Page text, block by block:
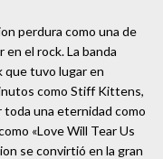
perdura como una de
el rock. La banda
que tuvo lugar en
como Stiff Kittens,
toda una eternidad como
«Love Will Tear Us
se convirtió en la gran